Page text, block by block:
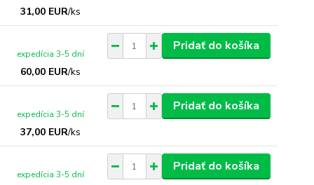
31,00 EUR/ks
60,00 EUR/ks
expedícia 3-5 dní
Pridať do košíka
37,00 EUR/ks
expedícia 3-5 dní
Pridať do košíka
expedícia 3-5 dní
Pridať do košíka